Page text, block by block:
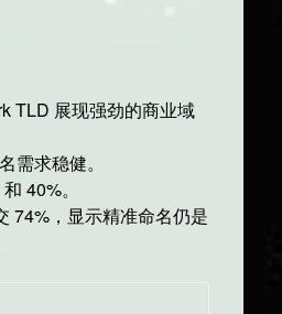
TLD 展现强劲的商业域
需求稳健。
40%。
74%，显示精准命名仍是